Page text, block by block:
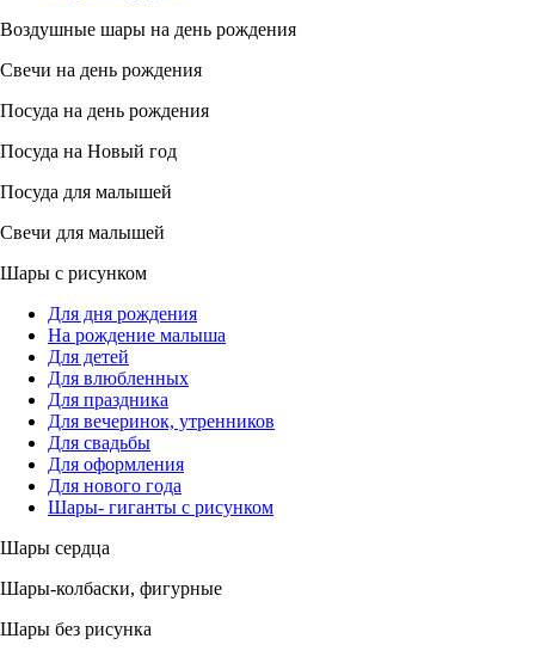
Воздушные шары на день рождения
Свечи на день рождения
Посуда на день рождения
Посуда на Новый год
Посуда для малышей
Свечи для малышей
Шары с рисунком
Для дня рождения
На рождение малыша
Для детей
Для влюбленных
Для праздника
Для вечеринок, утренников
Для свадьбы
Для оформления
Для нового года
Шары- гиганты с рисунком
Шары сердца
Шары-колбаски, фигурные
Шары без рисунка